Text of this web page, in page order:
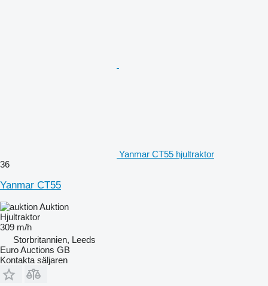
Yanmar CT55 hjultraktor
36
Yanmar CT55
Auktion
Hjultraktor
309 m/h
Storbritannien, Leeds
Euro Auctions GB
Kontakta säljaren